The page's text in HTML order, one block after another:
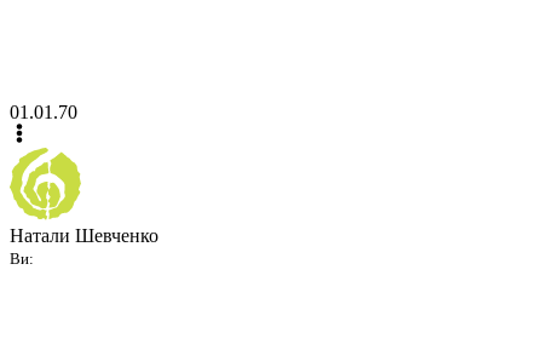
01.01.70
Натали Шевченко
Ви: